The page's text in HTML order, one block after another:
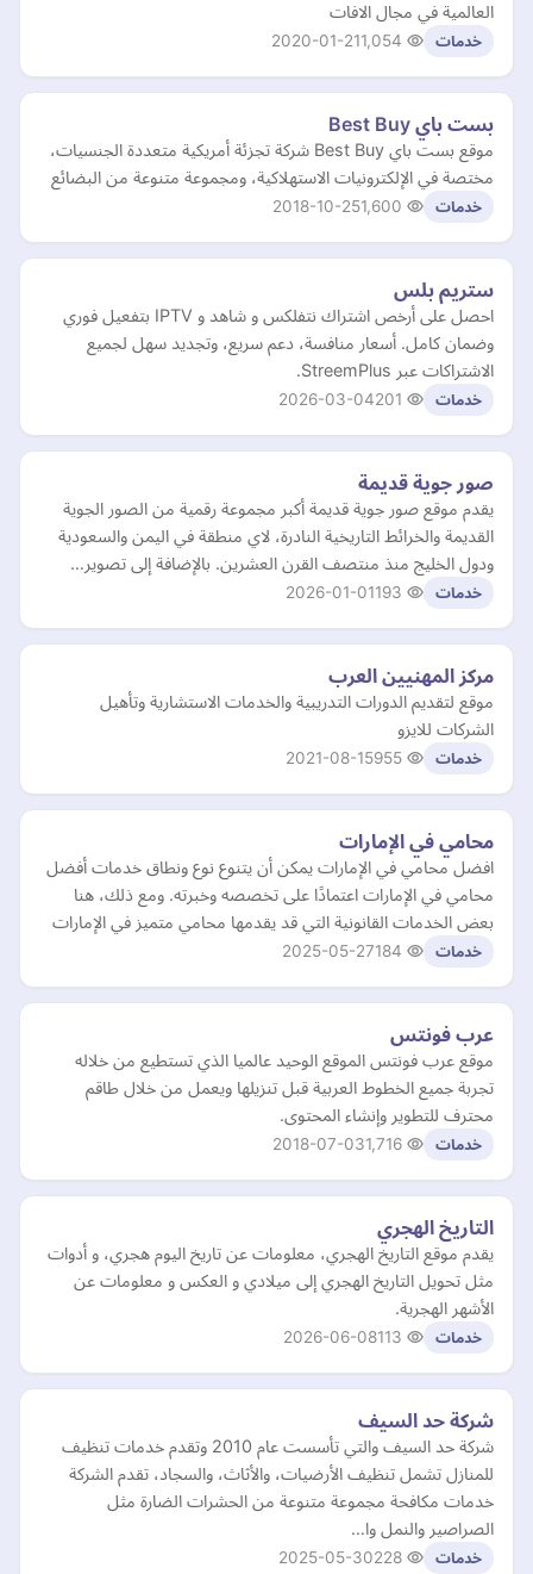
العالمية في مجال الافات
خدمات 2020-01-21
بست باي Best Buy
موقع بست باي Best Buy شركة تجزئة أمريكية متعددة الجنسيات،
مختصة في الإلكترونيات الاستهلاكية، ومجموعة متنوعة من البضائع
خدمات 2018-10-25
ستريم بلس
احصل على أرخص اشتراك نتفلكس و شاهد و IPTV بتفعيل فوري
وضمان كامل. أسعار منافسة، دعم سريع، وتجديد سهل لجميع
الاشتراكات عبر StreemPlus.
خدمات 2026-03-04
صور جوية قديمة
يقدم موقع صور جوية قديمة أكبر مجموعة رقمية من الصور الجوية
القديمة والخرائط التاريخية النادرة، لاي منطقة في اليمن والسعودية
ودول الخليج منذ منتصف القرن العشرين. بالإضافة إلى تصوير…
خدمات 2026-01-01
مركز المهنيين العرب
موقع لتقديم الدورات التدريبية والخدمات الاستشارية وتأهيل
الشركات للايزو
خدمات 2021-08-15
محامي في الإمارات
افضل محامي في الإمارات يمكن أن يتنوع نوع ونطاق خدمات أفضل
محامي في الإمارات اعتمادًا على تخصصه وخبرته. ومع ذلك، هنا
بعض الخدمات القانونية التي قد يقدمها محامي متميز في الإمارات
خدمات 2025-05-27
عرب فونتس
موقع عرب فونتس الموقع الوحيد عالميا الذي تستطيع من خلاله
تجربة جميع الخطوط العربية قبل تنزيلها ويعمل من خلال طاقم
محترف للتطوير وإنشاء المحتوى.
خدمات 2018-07-03
التاريخ الهجري
يقدم موقع التاريخ الهجري، معلومات عن تاريخ اليوم هجري، و أدوات
مثل تحويل التاريخ الهجري إلى ميلادي و العكس و معلومات عن
الأشهر الهجرية.
خدمات 2026-06-08
شركة حد السيف
شركة حد السيف والتي تأسست عام 2010 وتقدم خدمات تنظيف
للمنازل تشمل تنظيف الأرضيات، والأثاث، والسجاد، تقدم الشركة
خدمات مكافحة مجموعة متنوعة من الحشرات الضارة مثل
الصراصير والنمل وا…
خدمات 2025-05-30